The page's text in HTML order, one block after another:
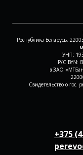
Республика Беларусь,
УНП:
Р/С BYN:
в ЗАО
Свидетельство о
+375